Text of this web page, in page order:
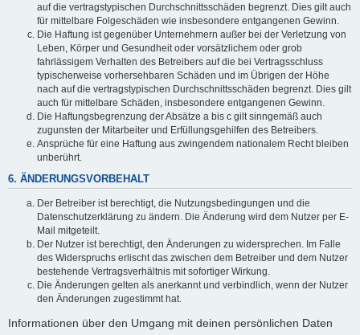
auf die vertragstypischen Durchschnittsschäden begrenzt. Dies gilt auch
für mittelbare Folgeschäden wie insbesondere entgangenen Gewinn.
Die Haftung ist gegenüber Unternehmern außer bei der Verletzung von
Leben, Körper und Gesundheit oder vorsätzlichem oder grob
fahrlässigem Verhalten des Betreibers auf die bei Vertragsschluss
typischerweise vorhersehbaren Schäden und im Übrigen der Höhe
nach auf die vertragstypischen Durchschnittsschäden begrenzt. Dies gilt
auch für mittelbare Schäden, insbesondere entgangenen Gewinn.
Die Haftungsbegrenzung der Absätze a bis c gilt sinngemäß auch
zugunsten der Mitarbeiter und Erfüllungsgehilfen des Betreibers.
Ansprüche für eine Haftung aus zwingendem nationalem Recht bleiben
unberührt.
6. ÄNDERUNGSVORBEHALT
Der Betreiber ist berechtigt, die Nutzungsbedingungen und die
Datenschutzerklärung zu ändern. Die Änderung wird dem Nutzer per E-
Mail mitgeteilt.
Der Nutzer ist berechtigt, den Änderungen zu widersprechen. Im Falle
des Widerspruchs erlischt das zwischen dem Betreiber und dem Nutzer
bestehende Vertragsverhältnis mit sofortiger Wirkung.
Die Änderungen gelten als anerkannt und verbindlich, wenn der Nutzer
den Änderungen zugestimmt hat.
Informationen über den Umgang mit deinen persönlichen Daten